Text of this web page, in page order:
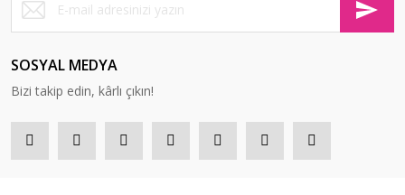
SOSYAL MEDYA
Bizi takip edin, kârlı çıkın!